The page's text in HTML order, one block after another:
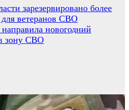
зарезервировано более
ветеранов СВО
новогодний
зону СВО